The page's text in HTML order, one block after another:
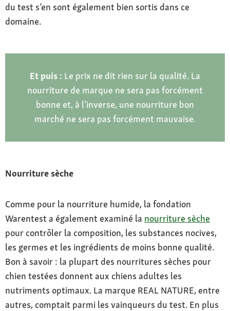
du test s’en sont également bien sortis dans ce
domaine.
Et puis : Le prix ne dit rien sur la qualité. La
nourriture de marque ne sera pas forcément
bonne et, à l’inverse, une nourriture bon
marché ne sera pas forcément mauvaise.
Nourriture sèche
Comme pour la nourriture humide, la fondation
Warentest a également examiné la nourriture sèche
pour contrôler la composition, les substances nocives,
les germes et les ingrédients de moins bonne qualité.
Bon à savoir : la plupart des nourritures sèches pour
chien testées donnent aux chiens adultes les
nutriments optimaux. La marque REAL NATURE, entre
autres, comptait parmi les vainqueurs du test. En plus